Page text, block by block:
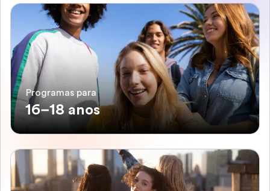
Programas para
16–18 anos